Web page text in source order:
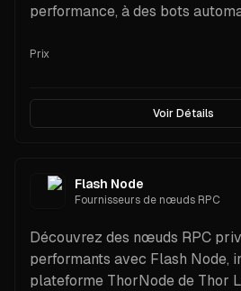
performance, à des bots
Prix
Voir Détails
Flash Node
Fournisseurs de nœuds RPC
Découvrez des nœuds RPC
performants avec Flash Node,
plateforme ThorNode de Thor